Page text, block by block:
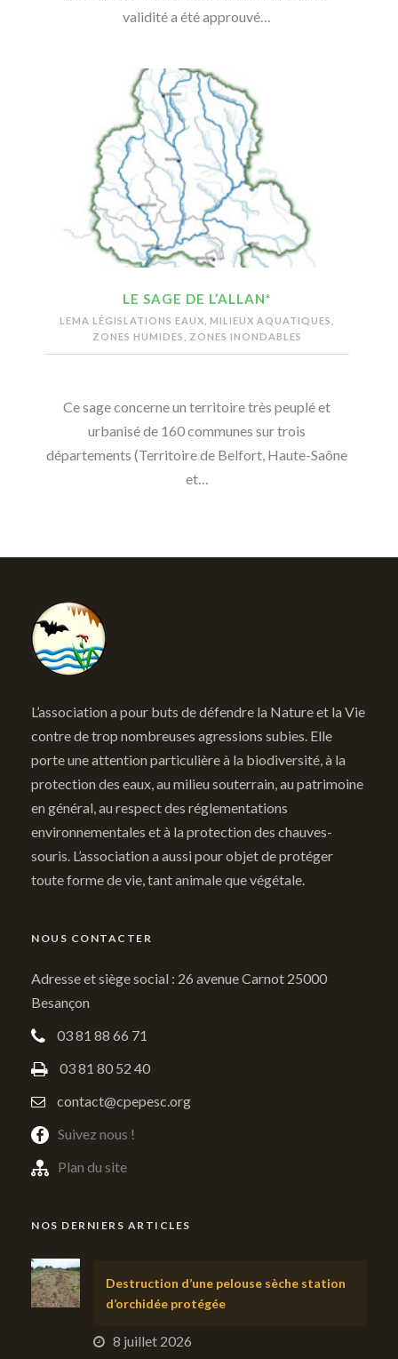
validité a été approuvé…
LE SAGE DE L’ALLAN*
LEMA LÉGISLATIONS EAUX, MILIEUX AQUATIQUES,
ZONES HUMIDES, ZONES INONDABLES
Ce sage concerne un territoire très peuplé et
urbanisé de 160 communes sur trois
départements (Territoire de Belfort, Haute-Saône
et…
L’association a pour buts de défendre la Nature et la Vie
contre de trop nombreuses agressions subies. Elle
porte une attention particulière à la biodiversité, à la
protection des eaux, au milieu souterrain, au patrimoine
en général, au respect des réglementations
environnementales et à la protection des chauves-
souris. L’association a aussi pour objet de protéger
toute forme de vie, tant animale que végétale.
NOUS CONTACTER
Adresse et siège social : 26 avenue Carnot 25000
Besançon
03 81 88 66 71
03 81 80 52 40
contact@cpepesc.org
Suivez nous !
Plan du site
NOS DERNIERS ARTICLES
Destruction d’une pelouse sèche station
d’orchidée protégée
8 juillet 2026